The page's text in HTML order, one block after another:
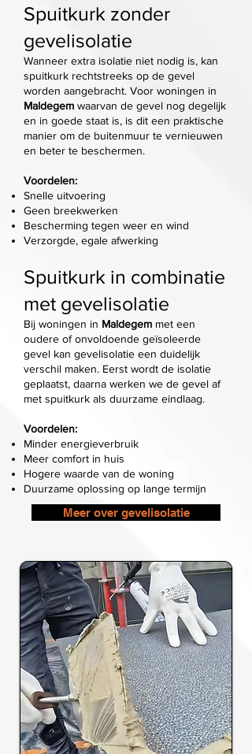
Spuitkurk zonder
gevelisolatie
Wanneer extra isolatie niet nodig is, kan
spuitkurk rechtstreeks op de gevel
worden aangebracht. Voor woningen in
Maldegem waarvan de gevel nog degelijk
en in goede staat is, is dit een praktische
manier om de buitenmuur te vernieuwen
en beter te beschermen.
Voordelen:
Snelle uitvoering
Geen breekwerken
Bescherming tegen weer en wind
Verzorgde, egale afwerking
Spuitkurk in combinatie
met gevelisolatie
Bij woningen in Maldegem met een
oudere of onvoldoende geïsoleerde
gevel kan gevelisolatie een duidelijk
verschil maken. Eerst wordt de isolatie
geplaatst, daarna werken we de gevel af
met spuitkurk als duurzame eindlaag.
Voordelen:
Minder energieverbruik
Meer comfort in huis
Hogere waarde van de woning
Duurzame oplossing op lange termijn
Meer over gevelisolatie